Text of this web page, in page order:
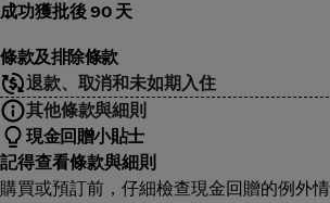
成功獲批後 90 天
條款及排除條款
退款、取消和未如期入住
其他條款與細則
現金回贈小貼士
記得查看條款與細則
購買或預訂前，仔細檢查現金回贈的例外